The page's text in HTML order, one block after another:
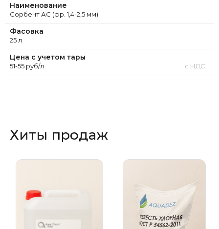
Наименование
Сорбент АС (фр. 1,4-2,5 мм)
Фасовка
25 л
Цена с учетом тары
51-55 руб/л с НДС
Хиты продаж